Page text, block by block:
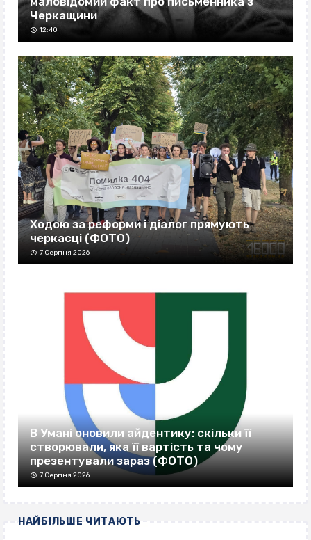
Черкащини
12:40
Ходою за реформи і діалог прямують
черкасці (ФОТО)
7 Серпня 2026
В Умані оновили айдентику: скільки її
створювали, яка її вартість та чому
презентували зараз (ФОТО)
7 Серпня 2026
НАЙБІЛЬШЕ ЧИТАЮТЬ